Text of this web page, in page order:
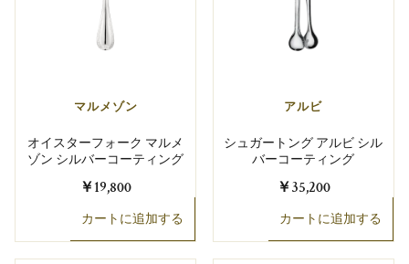
マルメゾン
オイスターフォーク マルメ
ゾン シルバーコーティング
￥19,800
カートに追加する
アルビ
シュガートング アルビ シル
バーコーティング
￥35,200
カートに追加する